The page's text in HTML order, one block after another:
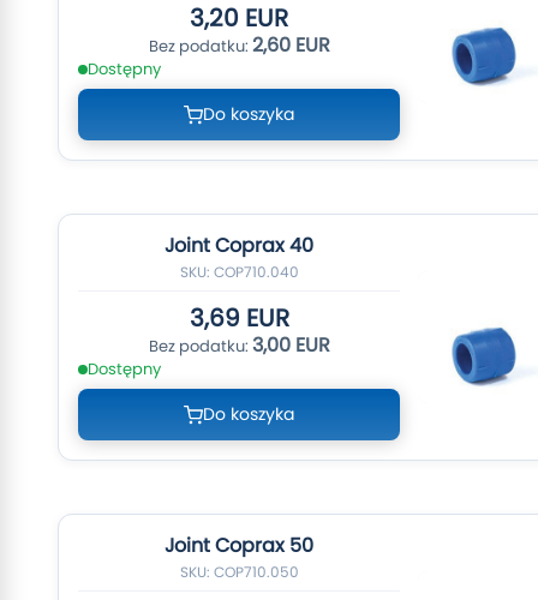
3,20 EUR
2,60 EUR
Dostępny
Do koszyka
Joint Coprax 40
SKU: COP710.040
3,69 EUR
3,00 EUR
Dostępny
Do koszyka
Joint Coprax 50
SKU: COP710.050